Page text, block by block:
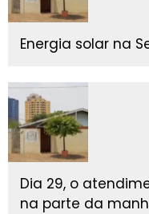
Energia solar na
Dia 29, o
na parte da